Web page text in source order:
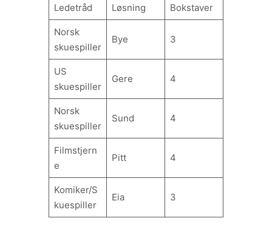
Ledetråd Løsning Bokstaver
Norsk
skuespiller
Bye 3
US
skuespiller
Gere 4
Norsk
skuespiller
Sund 4
Filmstjern
e
Pitt 4
Komiker/S
kuespiller
Eia 3